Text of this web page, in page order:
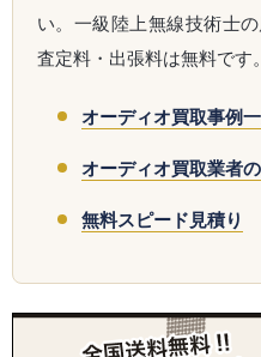
い。一級陸上無線技術士
査定料・出張料は無料です。
オーディオ買取事例
オーディオ買取業者
無料スピード見積り